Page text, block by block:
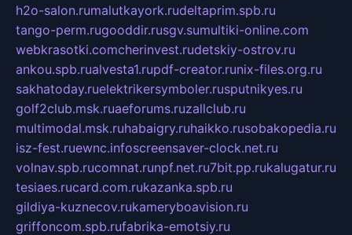
h2o-salon.rumalutkayork.rudeltaprim.spb.ru
tango-perm.rugooddir.rusgv.sumultiki-online.com
webkrasotki.comcherinvest.rudetskiy-ostrov.ru
ankou.spb.rualvesta1.rupdf-creator.runix-files.org.ru
sakhatoday.ruelektrikersymboler.rusputnikyes.ru
golf2club.msk.ruaeforums.ruzallclub.ru
multimodal.msk.ruhabaigry.ruhaikko.rusobakopedia.ru
isz-fest.ruewnc.infoscreensaver-clock.net.ru
volnav.spb.rucomnat.runpf.net.ru7bit.pp.rukalugatur.ru
tesiaes.rucard.com.rukazanka.spb.ru
gildiya-kuznecov.rukameryboavision.ru
griffoncom.spb.rufabrika-emotsiy.ru